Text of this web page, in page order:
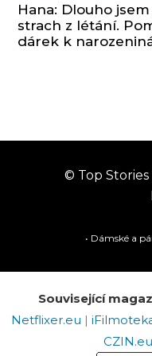
Hana: Dlouho
strach z létání.
dárek k
© Top Stories
• Dámské a
Související
Netflixer.eu |
CZIN.eu